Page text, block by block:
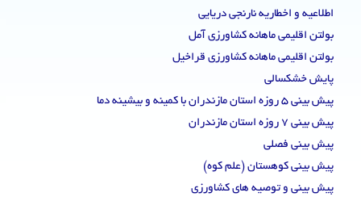
اطلاعیه و اخطاریه نارنجی دریایی
بولتن اقلیمی ماهانه کشاورزی آمل
بولتن اقلیمی ماهانه کشاورزی قراخیل
پایش خشکسالی
پیش بینی 5 روزه استان مازندران با کمینه و بیشینه دما
پیش بینی 7 روزه استان مازندران
پیش بینی فصلی
پیش بینی کوهستان (علم کوه)
پیش بینی و توصیه های کشاورزی